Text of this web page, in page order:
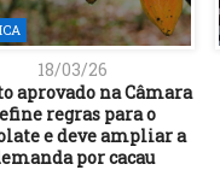
18/03/26
aprovado na Câmara
regras para o
e deve ampliar a
por cacau